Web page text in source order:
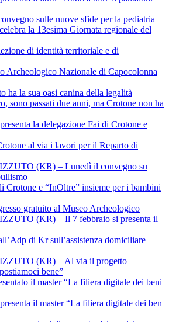
sulle nuove sfide per la pediatria
la 13esima Giornata regionale del
di identità territoriale e di
Archeologico Nazionale di Capocolonna
ha la sua oasi canina della legalità
sono passati due anni, ma Crotone non ha
la delegazione Fai di Crotone e
al via i lavori per il Reparto di
(KR) – Lunedì il convegno su
Crotone e “InOltre” insieme per i bambini
gratuito al Museo Archeologico
(KR) – Il 7 febbraio si presenta il
di Kr sull’assistenza domiciliare
(KR) – Al via il progetto
bene”
il master “La filiera digitale dei beni
il master “La filiera digitale dei ben